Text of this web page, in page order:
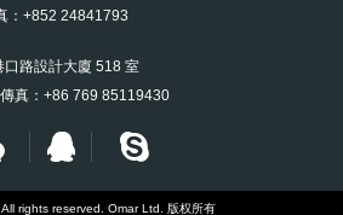
+852 24841793
路設計大廈 518 室
真：+86 769 85119430
rights reserved. Omar Ltd. 版权所有